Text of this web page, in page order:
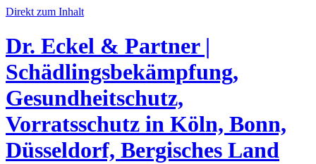
Direkt zum Inhalt
Dr. Eckel & Partner |
Schädlingsbekämpfung,
Gesundheitschutz,
Vorratsschutz in Köln, Bonn,
Düsseldorf, Bergisches Land